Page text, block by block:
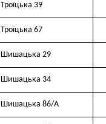
Троїцька 39
Троїцька 67
Шишацька 29
Шишацька 34
Шишацька 86/А